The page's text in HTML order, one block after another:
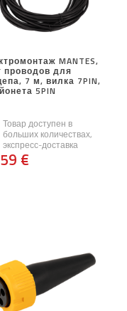
MANTES,
проводов для
7 м, вилка 7PIN,
5PIN
Товар доступен в
больших количествах,
экспресс-доставка
€